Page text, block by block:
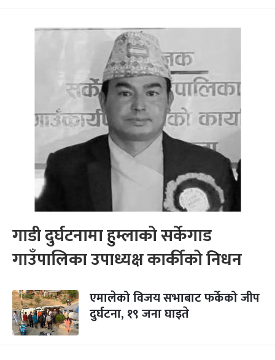
गाडी दुर्घटनामा हुम्लाको सर्केगाड
गाउँपालिका उपाध्यक्ष कार्कीको निधन
एमालेको विजय सभाबाट फर्केको जीप
दुर्घटना, १९ जना घाइते